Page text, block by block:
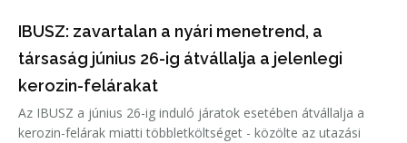
IBUSZ: zavartalan a nyári menetrend, a
társaság június 26-ig átvállalja a jelenlegi
kerozin-felárakat
Az IBUSZ a június 26-ig induló járatok esetében átvállalja a
kerozin-felárak miatti többletköltséget - közölte az utazási